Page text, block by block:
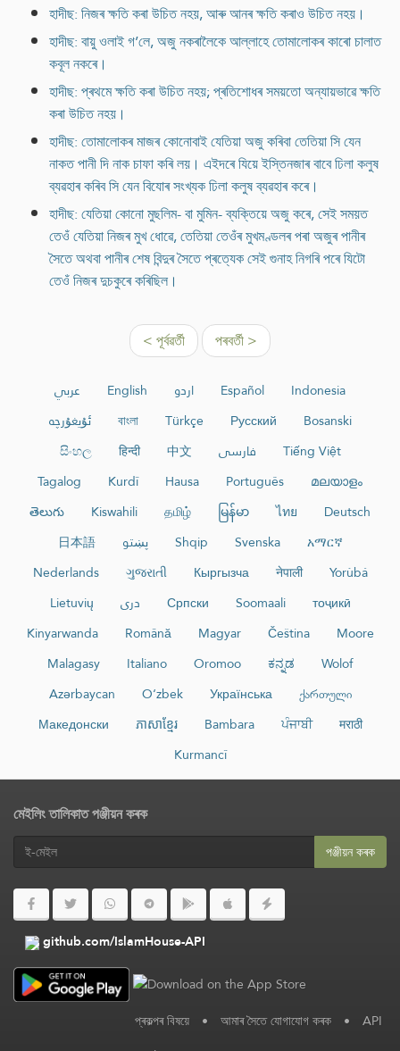
হাদীছ: নিজৰ ক্ষতি কৰা উচিত নহয়, আৰু আনৰ ক্ষতি কৰাও উচিত নহয়।
হাদীছ: বায়ু ওলাই গ’লে, অজু নকৰালৈকে আল্লাহে তোমালোকৰ কাৰো চালাত
কবূল নকৰে।
হাদীছ: প্ৰথমে ক্ষতি কৰা উচিত নহয়; প্ৰতিশোধৰ সময়তো অন্যায়ভাৱে ক্ষতি
কৰা উচিত নহয়।
হাদীছ: তোমালোকৰ মাজৰ কোনোবাই যেতিয়া অজু কৰিবা তেতিয়া সি যেন
নাকত পানী দি নাক চাফা কৰি লয়। এইদৰে যিয়ে ইস্তিনজাৰ বাবে ঢিলা কলুষ
ব্যৱহাৰ কৰিব সি যেন বিযোৰ সংখ্যক ঢিলা কলুষ ব্যৱহাৰ কৰে।
হাদীছ: যেতিয়া কোনো মুছলিম- বা মুমিন- ব্যক্তিয়ে অজু কৰে, সেই সময়ত
তেওঁ যেতিয়া নিজৰ মুখ ধোৱে, তেতিয়া তেওঁৰ মুখমণ্ডলৰ পৰা অজুৰ পানীৰ
সৈতে অথবা পানীৰ শেষ বিন্দুৰ সৈতে প্ৰত্যেক সেই গুনাহ নিগৰি পৰে যিটো
তেওঁ নিজৰ দুচকুৰে কৰিছিল।
< পূৰ্বৱৰ্তী পৰবৰ্তী >
عربي English اردو Español
Indonesia
ئۇيغۇرچە
বাংলা Türkçe Русский
Bosanski
සිංහල
हिन्दी 中文 فارسی
Tiếng Việt
Tagalog
Kurdî Hausa Português
മലയാളം
తెలుగు
Kiswahili தமிழ் မြန်မာ ไทย
Deutsch
日本語
پښتو Shqip Svenska
አማርኛ
Nederlands
ગુજરાતી Кыргызча नेपाली
Yorùbá
Lietuvių
دری Српски Soomaali
тоҷикӣ
Kinyarwanda
Română Magyar Čeština
Moore
Malagasy
Italiano Oromoo ಕನ್ನಡ
Wolof
Azərbaycan
O‘zbek Українська
ქართული
Македонски
ភាសាខ្មែរ Bambara ਪੰਜਾਬੀ
मराठी
Kurmancî
মেইলিং তালিকাত পঞ্জীয়ন কৰক
পঞ্জীয়ন কৰক
github.com/IslamHouse-API
প্ৰকল্পৰ বিষয়ে • আমাৰ সৈতে যোগাযোগ কৰক • API